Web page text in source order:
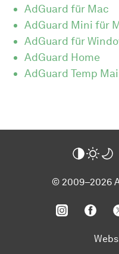
AdGuard für Mac
AdGuard Mini für
AdGuard für
AdGuard Home
AdGuard Temp
© 2009–2026